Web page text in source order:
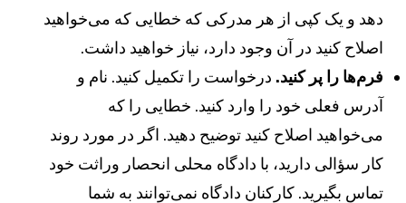
دهد و یک کپی از هر مدرکی که خطایی که می‌خواهید
اصلاح کنید در آن وجود دارد، نیاز خواهید داشت.
فرم‌ها را پر کنید.درخواست را تکمیل کنید. نام و
آدرس فعلی خود را وارد کنید. خطایی را که
می‌خواهید اصلاح کنید توضیح دهید. اگر در مورد روند
کار سؤالی دارید، با دادگاه محلی انحصار وراثت خود
تماس بگیرید. کارکنان دادگاه نمی‌توانند به شما